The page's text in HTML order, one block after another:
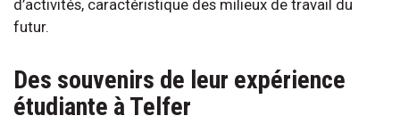
d’activités, caractéristique des milieux de travail du
futur.
Des souvenirs de leur expérience
étudiante à Telfer